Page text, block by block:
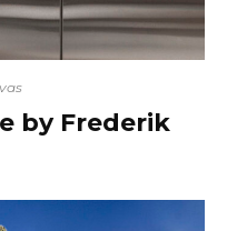
by Frederik